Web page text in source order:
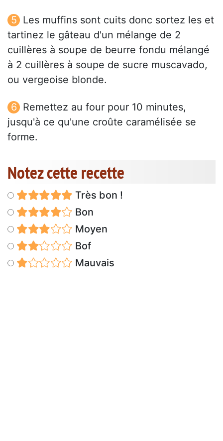
Les muffins sont cuits donc sortez les et
tartinez le gâteau d'un mélange de 2
cuillères à soupe de beurre fondu mélangé
à 2 cuillères à soupe de sucre muscavado,
ou vergeoise blonde.
Remettez au four pour 10 minutes,
jusqu'à ce qu'une croûte caramélisée se
forme.
Notez cette recette
Très bon !
Bon
Moyen
Bof
Mauvais